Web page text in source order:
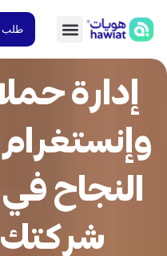
طلب الخدمة
في
شركتك